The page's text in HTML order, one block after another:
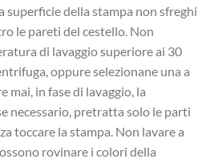
superficie della stampa non sfreghi
le pareti del cestello. Non
di lavaggio superiore ai 30
oppure selezionane una a
mai, in fase di lavaggio, la
necessario, pretratta solo le parti
toccare la stampa. Non lavare a
rovinare i colori della